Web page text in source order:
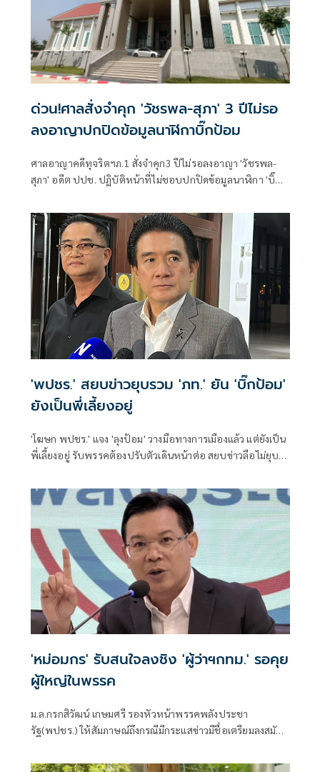
ด่วน!ศาลสั่งจำคุก 'วัชรพล-สุภา' 3 ปีไม่รอ
ลงอาญาปกปิดข้อมูลนาฬิกาบิ๊กป้อม
ศาลอาญาคดีทุจริตฯภ.1 สั่งจำคุก3 ปีไม่รอลงอาญา 'วัชรพล-
สุภา' อดีต ปปช. ปฏิบัติหน้าที่ไม่ชอบปกปิดข้อมูลนาฬิกา 'บิ๊ก
'พปชร.' สยบข่าวยุบรวม 'ภท.' ยัน 'บิ๊กป้อม'
ยังเป็นพี่เลี้ยงอยู่
'โฆษก พปชร.' แจง 'ลุงป้อม' วางมือทางการเมืองแล้ว แต่ยังเป็น
พี่เลี้ยงอยู่ รับพรรคต้องปรับตัวเดินหน้าต่อ สยบข่าวลือไม่ยุบ
'หม่อมกร' รับสนใจลงชิง 'ผู้ว่าฯกทม.' รอคุย
ผู้ใหญ่ในพรรค
ม.ล.กรกสิวัฒน์ เกษมศรี รองหัวหน้าพรรคพลังประชา
รัฐ(พปชร.) ให้สัมภาษณ์ถึงกรณีมีกระแสข่าวมีชื่อเตรียมลงสมัคร
ตั้งผู้ว่าฯกทม.จริง